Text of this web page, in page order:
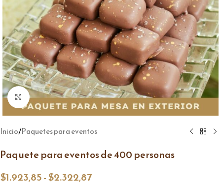
Click to enlarge
Inicio/Paquetes para eventos
Paquete para eventos de 400 personas
$1.923,85-$2.322,87